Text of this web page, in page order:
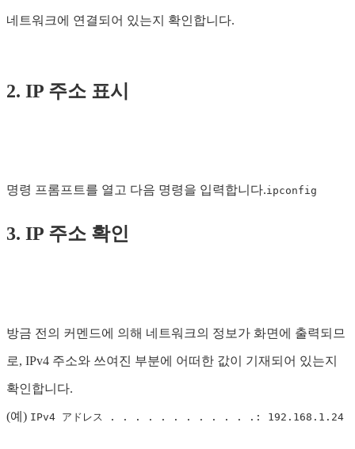
네트워크에 연결되어 있는지 확인합니다.
2. IP 주소 표시
명령 프롬프트를 열고 다음 명령을 입력합니다.ipconfig
3. IP 주소 확인
방금 전의 커멘드에 의해 네트워크의 정보가 화면에 출력되므
로, IPv4 주소와 쓰여진 부분에 어떠한 값이 기재되어 있는지
확인합니다.
(예) IPv4 アドレス . . . . . . . . . . . .: 192.168.1.24